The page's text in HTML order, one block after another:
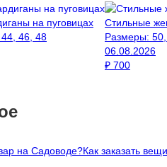
на пуговицах
46, 48
Стильные
Размеры:
06.08.2026
₽ 700
на Cадоводе?Как заказать